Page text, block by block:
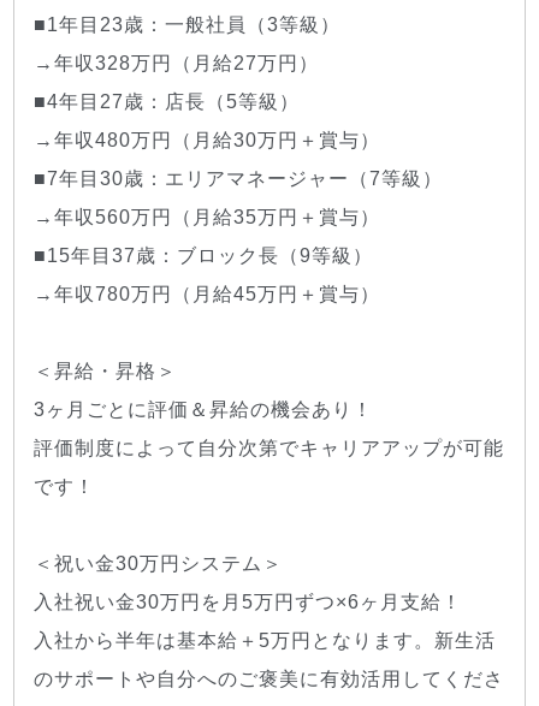
■1年目23歳：一般社員（3等級）
→年収328万円（月給27万円）
■4年目27歳：店長（5等級）
→年収480万円（月給30万円＋賞与）
■7年目30歳：エリアマネージャー（7等級）
→年収560万円（月給35万円＋賞与）
■15年目37歳：ブロック長（9等級）
→年収780万円（月給45万円＋賞与）
＜昇給・昇格＞
3ヶ月ごとに評価＆昇給の機会あり！
評価制度によって自分次第でキャリアアップが可能
です！
＜祝い金30万円システム＞
入社祝い金30万円を月5万円ずつ×6ヶ月支給！
入社から半年は基本給＋5万円となります。新生活
のサポートや自分へのご褒美に有効活用してくださ